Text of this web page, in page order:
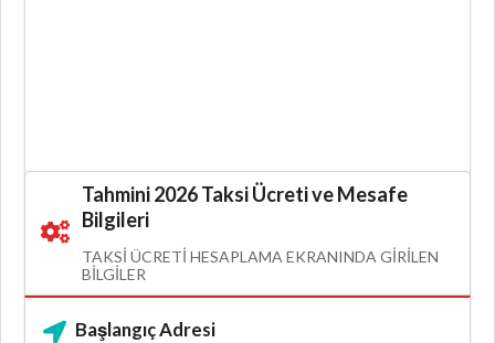
Tahmini 2026 Taksi Ücreti ve Mesafe
Bilgileri
TAKSI ÜCRETI HESAPLAMA EKRANINDA GIRILEN
BILGILER
Başlangıç Adresi